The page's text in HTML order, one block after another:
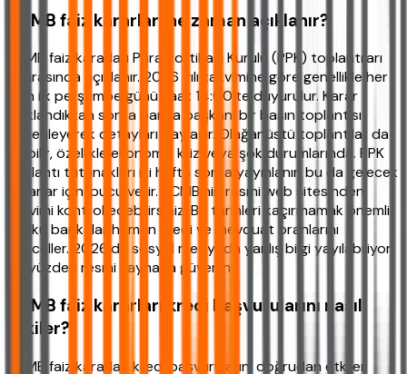
TCMB faiz kararları ne zaman açıklanır?
TCMB faiz kararları Para Politikası Kurulu (PPK) toplantıları
sonrasında açıklanır. 2026 yılı takvimine göre genellikle her
ayın ilk perşembe günü saat 14:00’te duyurulur. Karar
açıklandıktan sonra banka başkanı bir basın toplantısı
düzenleyerek detayları paylaşır. Olağanüstü toplantılar da
olabilir, özellikle ekonomik kriz veya şok durumlarında. PPK
toplantı tutanakları iki hafta sonra yayınlanır, bu da gelecek
kararlar için ipucu verir. TCMB’nin resmi web sitesinden
takvimi kontrol edebilirsiniz. Bu tarihleri kaçırmamak önemli
çünkü bankalar hemen kredi ve mevduat oranlarını
günceller. 2026’da sosyal medyada yanlış bilgi yayılabiliyor,
bu yüzden resmi kaynağa güvenin.
TCMB faiz kararları kredi başvurularını nasıl
etkiler?
TCMB faiz kararları kredi başvurularını doğrudan etkiler